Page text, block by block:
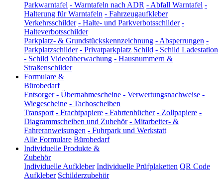
Parkwarntafel - Warntafeln nach ADR - Abfall Warntafel -
Halterung für Warntafeln - Fahrzeugaufkleber
Verkehrsschilder - Halte- und Parkverbotsschilder -
Halteverbotsschilder
Parkplatz- & Grundstückskennzeichnung - Absperrungen -
Parkplatzschilder - Privatparkplatz Schild - Schild Ladestation
- Schild Videoüberwachung - Hausnummern &
Straßenschilder
Formulare &
Bürobedarf
Entsorger - Übernahmescheine - Verwertungsnachweise -
Wiegescheine - Tachoscheiben
Transport - Frachtpapiere - Fahrtenbücher - Zollpapiere -
Diagrammscheiben und Zubehör - Mitarbeiter- &
Fahreranweisungen - Fuhrpark und Werkstatt
Alle Formulare Bürobedarf
Individuelle Produkte &
Zubehör
Individuelle Aufkleber Individuelle Prüfplaketten QR Code
Aufkleber Schilderzubehör